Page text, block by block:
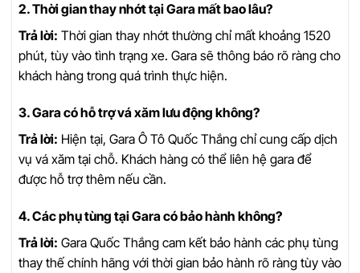
2. Thời gian thay nhớt tại Gara mất bao lâu?
Trả lời: Thời gian thay nhớt thường chỉ mất khoảng 1520
phút, tùy vào tình trạng xe. Gara sẽ thông báo rõ ràng cho
khách hàng trong quá trình thực hiện.
3. Gara có hỗ trợ vá xăm lưu động không?
Trả lời: Hiện tại, Gara Ô Tô Quốc Thắng chỉ cung cấp dịch
vụ vá xăm tại chỗ. Khách hàng có thể liên hệ gara để
được hỗ trợ thêm nếu cần.
4. Các phụ tùng tại Gara có bảo hành không?
Trả lời: Gara Quốc Thắng cam kết bảo hành các phụ tùng
thay thế chính hãng với thời gian bảo hành rõ ràng tùy vào